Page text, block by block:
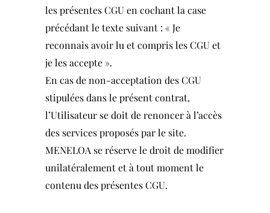
les présentes CGU en cochant la case
précédant le texte suivant : « Je
reconnais avoir lu et compris les CGU et
je les accepte ».
En cas de non-acceptation des CGU
stipulées dans le présent contrat,
l’Utilisateur se doit de renoncer à l’accès
des services proposés par le site.
MENELOA se réserve le droit de modifier
unilatéralement et à tout moment le
contenu des présentes CGU.